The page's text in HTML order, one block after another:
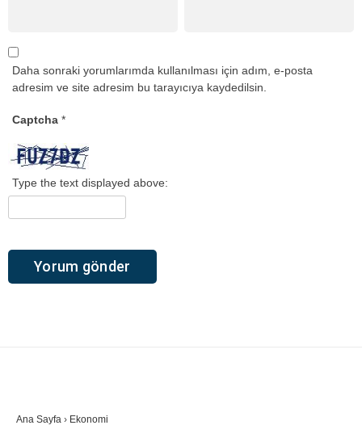
Daha sonraki yorumlarımda kullanılması için adım, e-posta
adresim ve site adresim bu tarayıcıya kaydedilsin.
Captcha *
Type the text displayed above:
Ana Sayfa › Ekonomi